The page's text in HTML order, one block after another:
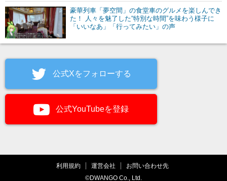
豪華列車「夢空間」の食堂車のグルメを楽しんでき
た！ 人々を魅了した“特別な時間”を味わう様子に
「いいなあ」「行ってみたい」の声
公式Xをフォローする
公式YouTubeを登録
利用規約 運営会社
お問い合わせ先
©DWANGO Co., Ltd.